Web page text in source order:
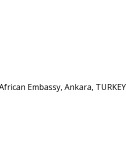
Embassy, Ankara,